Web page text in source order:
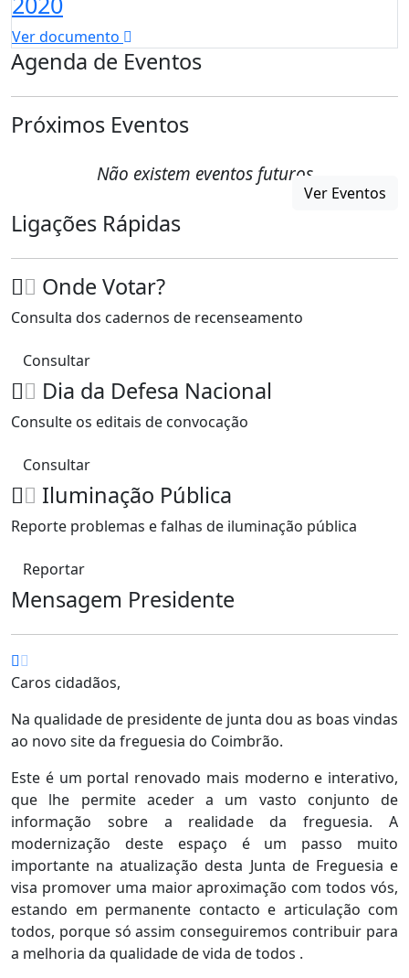
Ver documento
Agenda de Eventos
Próximos Eventos
Não existem eventos futuros
Ver Eventos
Ligações Rápidas
Onde Votar?
Consulta dos cadernos de recenseamento
Consultar
Dia da Defesa Nacional
Consulte os editais de convocação
Consultar
Iluminação Pública
Reporte problemas e falhas de iluminação pública
Reportar
Mensagem Presidente
Caros cidadãos,
Na qualidade de presidente de junta dou as boas vindas
ao novo site da freguesia do Coimbrão.
Este é um portal renovado mais moderno e interativo,
que lhe permite aceder a um vasto conjunto de
informação sobre a realidade da freguesia. A
modernização deste espaço é um passo muito
importante na atualização desta Junta de Freguesia e
visa promover uma maior aproximação com todos vós,
estando em permanente contacto e articulação com
todos, porque só assim conseguiremos contribuir para
a melhoria da qualidade de vida de todos .